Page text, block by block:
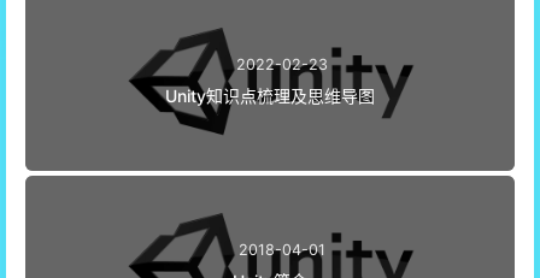
2022-02-23
Unity知识点梳理及思维导图
2018-04-01